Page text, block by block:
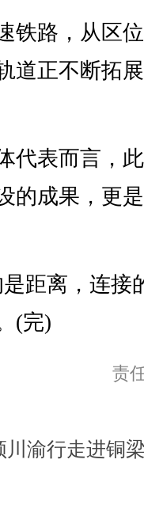
路，从区位
道正不断拓
表而言，此
的成果，更
离，连接
(完)
责
川渝行走进铜